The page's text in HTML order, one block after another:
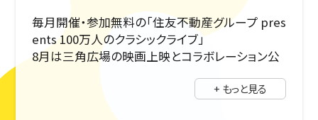
毎月開催・参加無料の「住友不動産グループ pres
ents 100万人のクラシックライブ」
8月は三角広場の映画上映とコラボレーション公
ックの名曲たちをヴァイオリン・チェロ・ピアノの三
+ もっと見る